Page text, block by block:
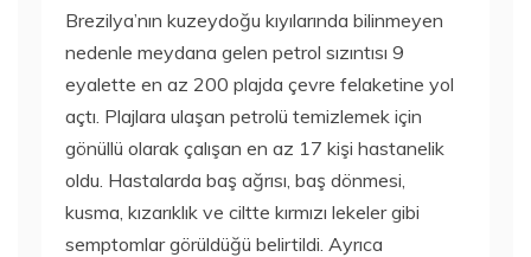
Brezilya’nın kuzeydoğu kıyılarında bilinmeyen
nedenle meydana gelen petrol sızıntısı 9
eyalette en az 200 plajda çevre felaketine yol
açtı. Plajlara ulaşan petrolü temizlemek için
gönüllü olarak çalışan en az 17 kişi hastanelik
oldu. Hastalarda baş ağrısı, baş dönmesi,
kusma, kızarıklık ve ciltte kırmızı lekeler gibi
semptomlar görüldüğü belirtildi. Ayrıca